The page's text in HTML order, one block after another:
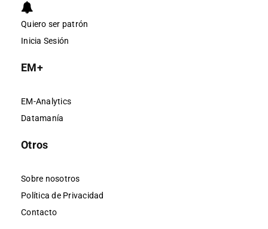
Quiero ser patrón
Inicia Sesión
EM+
EM-Analytics
Datamanía
Otros
Sobre nosotros
Política de Privacidad
Contacto